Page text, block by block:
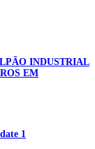
INDUSTRIAL
EM
1